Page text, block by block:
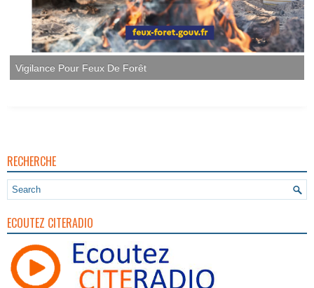
Vigilance Pour Feux De Forêt
RECHERCHE
ECOUTEZ CITERADIO